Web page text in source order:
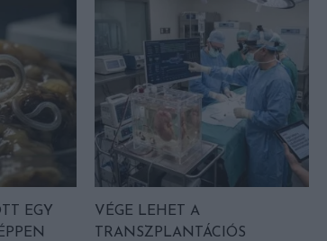
EGY
VÉGE LEHET A
TRANSZPLANTÁCIÓS